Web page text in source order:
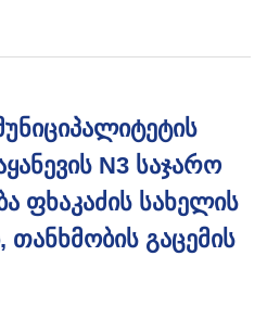
N3 საჯარო
ფხაკაძის სახელის
თანხმობის გაცემის